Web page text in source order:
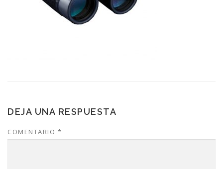
DEJA UNA RESPUESTA
COMENTARIO *